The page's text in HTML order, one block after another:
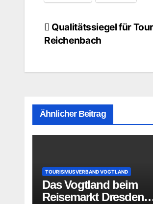
Qualitätssiegel für
Reichenbach
Ähnlicher Beitrag
TOURISMUSVERBAND VOGTLAND
Das Vogtland beim
Reisemarkt Dresden